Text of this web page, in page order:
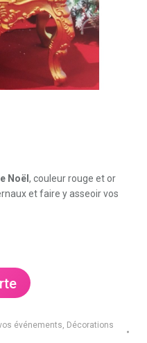
Noël , couleur rouge et or
et faire y asseoir vos
événements, Décorations